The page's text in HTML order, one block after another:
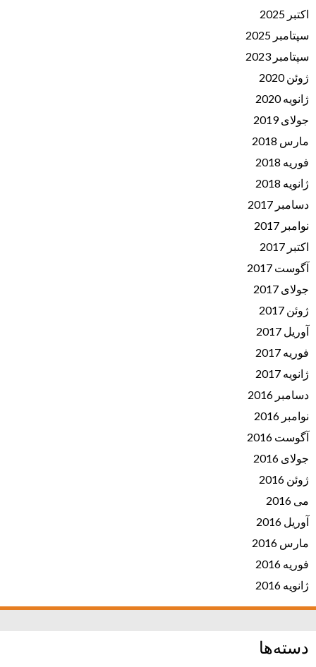
اکتبر 2025
سپتامبر 2025
سپتامبر 2023
ژوئن 2020
ژانویه 2020
جولای 2019
مارس 2018
فوریه 2018
ژانویه 2018
دسامبر 2017
نوامبر 2017
اکتبر 2017
آگوست 2017
جولای 2017
ژوئن 2017
آوریل 2017
فوریه 2017
ژانویه 2017
دسامبر 2016
نوامبر 2016
آگوست 2016
جولای 2016
ژوئن 2016
می 2016
آوریل 2016
مارس 2016
فوریه 2016
ژانویه 2016
دسته‌ها